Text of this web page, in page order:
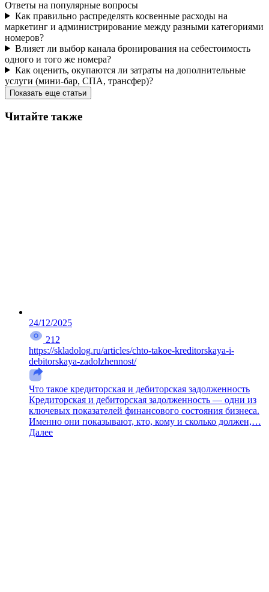
Ответы на популярные вопросы
Как правильно распределять косвенные расходы на
маркетинг и администрирование между разными категориями
номеров?
Влияет ли выбор канала бронирования на себестоимость
одного и того же номера?
Как оценить, окупаются ли затраты на дополнительные
услуги (мини-бар, СПА, трансфер)?
Показать еще статьи
Читайте также
24/12/2025
212
https://skladolog.ru/articles/chto-takoe-kreditorskaya-i-
debitorskaya-zadolzhennost/
Что такое кредиторская и дебиторская задолженность
Кредиторская и дебиторская задолженность — одни из
ключевых показателей финансового состояния бизнеса.
Именно они показывают, кто, кому и сколько должен,…
Далее